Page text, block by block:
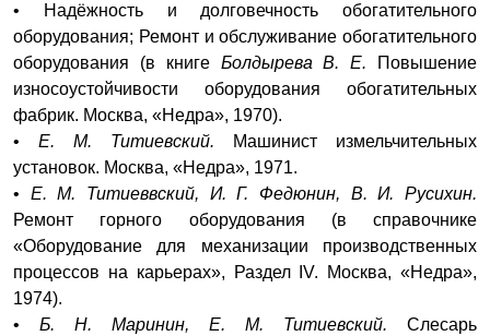
• Надёжность и долговечность обогатительного
оборудования; Ремонт и обслуживание обогатительного
оборудования (в книге Болдырева В. Е. Повышение
износоустойчивости оборудования обогатительных
фабрик. Москва, «Недра», 1970).
• Е. М. Титиевский. Машинист измельчительных
установок. Москва, «Недра», 1971.
• Е. М. Титиеввский, И. Г. Федюнин, В. И. Русихин.
Ремонт горного оборудования (в справочнике
«Оборудование для механизации производственных
процессов на карьерах», Раздел IV. Москва, «Недра»,
1974).
• Б. Н. Маринин, Е. М. Титиевский. Слесарь